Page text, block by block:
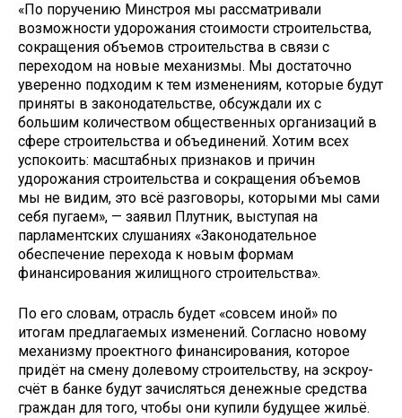
«По поручению Минстроя мы рассматривали
возможности удорожания стоимости строительства,
сокращения объемов строительства в связи с
переходом на новые механизмы. Мы достаточно
уверенно подходим к тем изменениям, которые будут
приняты в законодательстве, обсуждали их с
большим количеством общественных организаций в
сфере строительства и объединений. Хотим всех
успокоить: масштабных признаков и причин
удорожания строительства и сокращения объемов
мы не видим, это всё разговоры, которыми мы сами
себя пугаем», — заявил Плутник, выступая на
парламентских слушаниях «Законодательное
обеспечение перехода к новым формам
финансирования жилищного строительства».
По его словам, отрасль будет «совсем иной» по
итогам предлагаемых изменений. Согласно новому
механизму проектного финансирования, которое
придёт на смену долевому строительству, на эскроу-
счёт в банке будут зачисляться денежные средства
граждан для того, чтобы они купили будущее жильё.